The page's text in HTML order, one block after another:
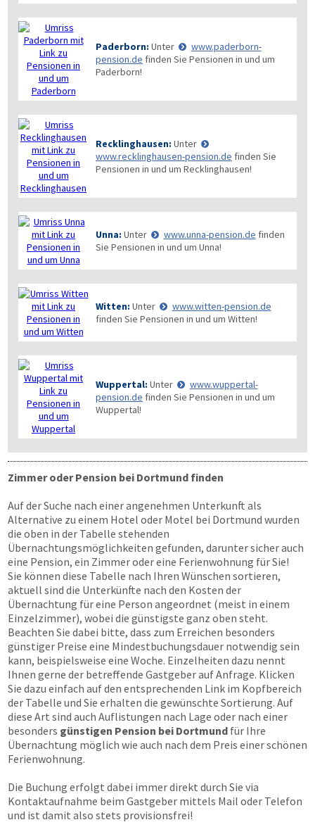
Paderborn: Unter
www.paderborn-
pension.de finden Sie Pensionen in und um
Paderborn!
Recklinghausen: Unter
www.recklinghausen-pension.de finden Sie
Pensionen in und um Recklinghausen!
Unna: Unter www.unna-pension.de finden
Sie Pensionen in und um Unna!
Witten: Unter
www.witten-pension.de
finden Sie Pensionen in und um Witten!
Wuppertal: Unter
www.wuppertal-
pension.de finden Sie Pensionen in und um
Wuppertal!
Zimmer oder Pension bei Dortmund finden
Auf der Suche nach einer angenehmen Unterkunft als
Alternative zu einem Hotel oder Motel bei Dortmund wurden
die oben in der Tabelle stehenden
Übernachtungsmöglichkeiten gefunden, darunter sicher auch
eine Pension, ein Zimmer oder eine Ferienwohnung für Sie!
Sie können diese Tabelle nach Ihren Wünschen sortieren,
aktuell sind die Unterkünfte nach den Kosten der
Übernachtung für eine Person angeordnet (meist in einem
Einzelzimmer), wobei die günstigste ganz oben steht.
Beachten Sie dabei bitte, dass zum Erreichen besonders
günstiger Preise eine Mindestbuchungsdauer notwendig sein
kann, beispielsweise eine Woche. Einzelheiten dazu nennt
Ihnen gerne der betreffende Gastgeber auf Anfrage. Klicken
Sie dazu einfach auf den entsprechenden Link im Kopfbereich
der Tabelle und Sie erhalten die gewünschte Sortierung. Auf
diese Art sind auch Auflistungen nach Lage oder nach einer
besonders günstigen Pension bei Dortmund für Ihre
Übernachtung möglich wie auch nach dem Preis einer schönen
Ferienwohnung.
Die Buchung erfolgt dabei immer direkt durch Sie via
Kontaktaufnahme beim Gastgeber mittels Mail oder Telefon
und ist damit also stets provisionsfrei!